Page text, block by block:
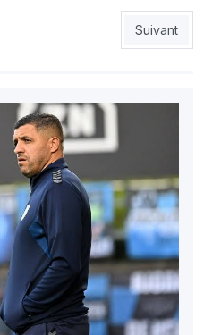
à Ghoulamw «Il peut jouer à
Article
Suivant